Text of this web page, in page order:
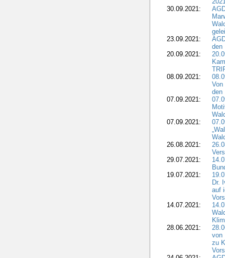
30.09.2021:
23.09.2021:
den
20.09.2021:
08.09.2021:
den
07.09.2021:
07.09.2021:
26.08.2021:
29.07.2021:
19.07.2021:
Dr.
auf
14.07.2021:
28.06.2021:
von
zu